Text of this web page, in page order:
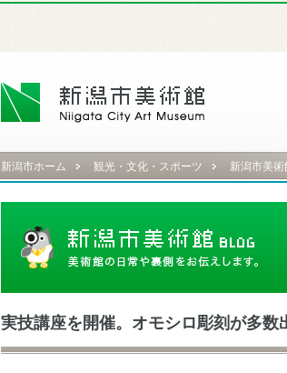
新潟市ホーム 観光・文化・スポーツ 新潟市美術
実技講座を開催。オモシロ彫刻が多数